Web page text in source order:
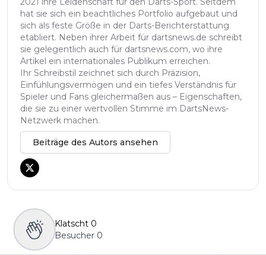
hat sie sich ein beachtliches Portfolio aufgebaut und
sich als feste Größe in der Darts-Berichterstattung
etabliert. Neben ihrer Arbeit für dartsnews.de schreibt
sie gelegentlich auch für dartsnews.com, wo ihre
Artikel ein internationales Publikum erreichen.
Ihr Schreibstil zeichnet sich durch Präzision,
Einfühlungsvermögen und ein tiefes Verständnis für
Spieler und Fans gleichermaßen aus – Eigenschaften,
die sie zu einer wertvollen Stimme im DartsNews-
Netzwerk machen.
Beiträge des Autors ansehen
Klatscht 0
Besucher 0